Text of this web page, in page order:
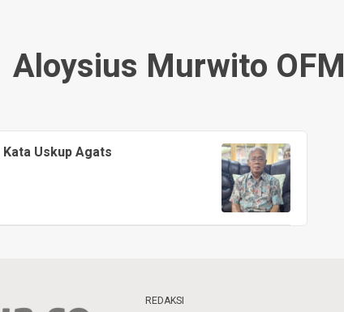
Aloysius Murwito OFM
Uskup Agats
REDAKSI